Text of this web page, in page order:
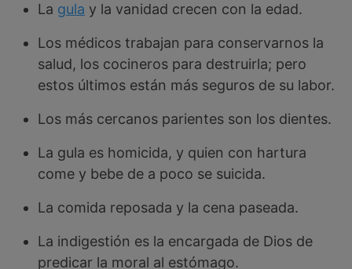
La gula y la vanidad crecen con la edad.
Los médicos trabajan para conservarnos la
salud, los cocineros para destruirla; pero
estos últimos están más seguros de su labor.
Los más cercanos parientes son los dientes.
La gula es homicida, y quien con hartura
come y bebe de a poco se suicida.
La comida reposada y la cena paseada.
La indigestión es la encargada de Dios de
predicar la moral al estómago.